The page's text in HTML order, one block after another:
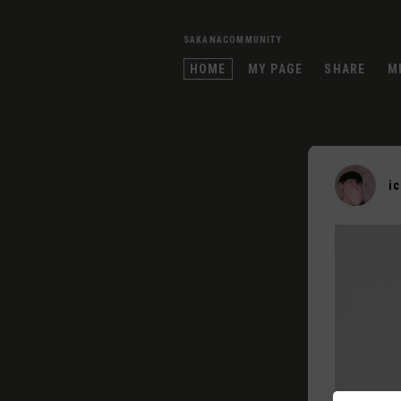
SAKANACOMMUNITY
HOME MY PAGE SHARE